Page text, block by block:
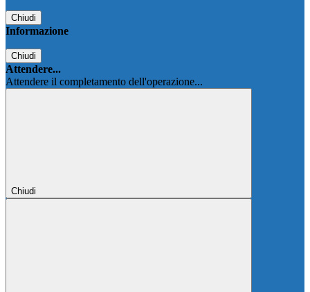
Chiudi
Informazione
Chiudi
Attendere...
Attendere il completamento dell'operazione...
Chiudi